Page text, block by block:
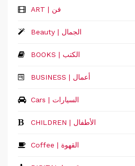
ART | فن
Beauty | الجمال
BOOKS | الكتب
‏BUSINESS | أعمال
Cars | السيارات
CHILDREN | الأطفال
Coffee | القهوة